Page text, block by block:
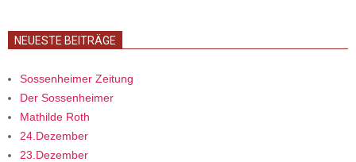
NEUESTE BEITRÄGE
Sossenheimer Zeitung
Der Sossenheimer
Mathilde Roth
24.Dezember
23.Dezember